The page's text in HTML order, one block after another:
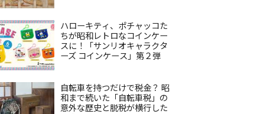
ハローキティ、ポチャッコた
ちが昭和レトロなコインケー
スに！「サンリオキャラクタ
ーズ コインケース」第２弾
自転車を持つだけで税金？ 昭
和まで続いた「自転車税」の
意外な歴史と脱税が横行した